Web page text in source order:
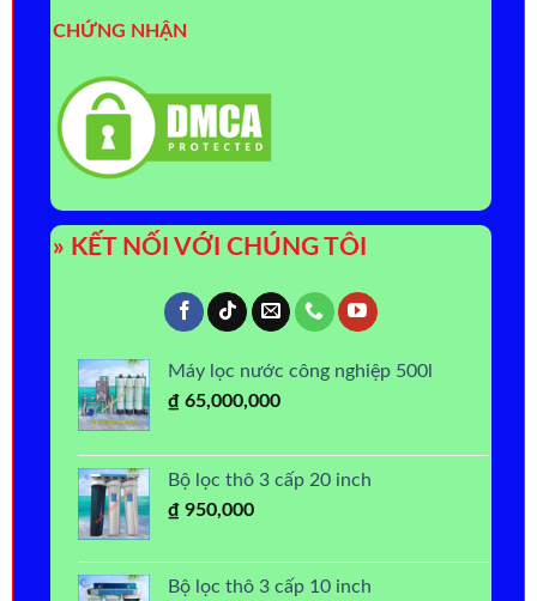
CHỨNG NHẬN
» KẾT NỐI VỚI CHÚNG TÔI
Máy lọc nước công nghiệp 500l
₫65,000,000
Bộ lọc thô 3 cấp 20 inch
₫950,000
Bộ lọc thô 3 cấp 10 inch